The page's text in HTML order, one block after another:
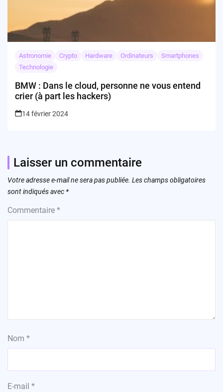
Astronomie Crypto Hardware Ordinateurs
Smartphones
Technologie
BMW : Dans le cloud, personne ne vous entend
crier (à part les hackers)
14 février 2024
Laisser un commentaire
Votre adresse e-mail ne sera pas publiée. Les champs obligatoires
sont indiqués avec *
Commentaire *
Nom *
E-mail *